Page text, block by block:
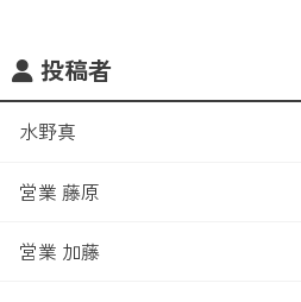
投稿者
水野真
営業 藤原
営業 加藤